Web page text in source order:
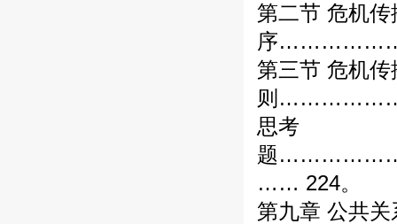
第二节 危机
序
第三节 危机
则
思考
题
…… 224。
第九章 公共关